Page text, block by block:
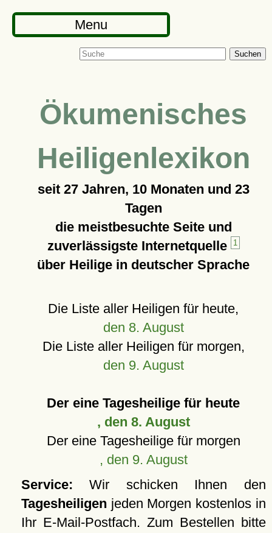
Menu
Suchen
Ökumenisches
Heiligenlexikon
seit 27 Jahren, 10 Monaten und 23
Tagen
die meistbesuchte Seite und
zuverlässigste Internetquelle
1
über Heilige in deutscher Sprache
Die Liste aller Heiligen für heute,
den 8. August
Die Liste aller Heiligen für morgen,
den 9. August
Der eine Tagesheilige für heute
, den 8. August
Der eine Tagesheilige für morgen
, den 9. August
Service: Wir schicken Ihnen den
Tagesheiligen jeden Morgen kostenlos in
Ihr E-Mail-Postfach. Zum Bestellen bitte